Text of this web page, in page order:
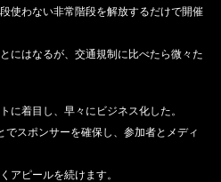
使わない非常階段を解放するだけで開催
にはなるが、交通規制に比べたら微々た
に着目し、早々にビジネス化した。
スポンサーを確保し、参加者とメディ
アピールを続けます。